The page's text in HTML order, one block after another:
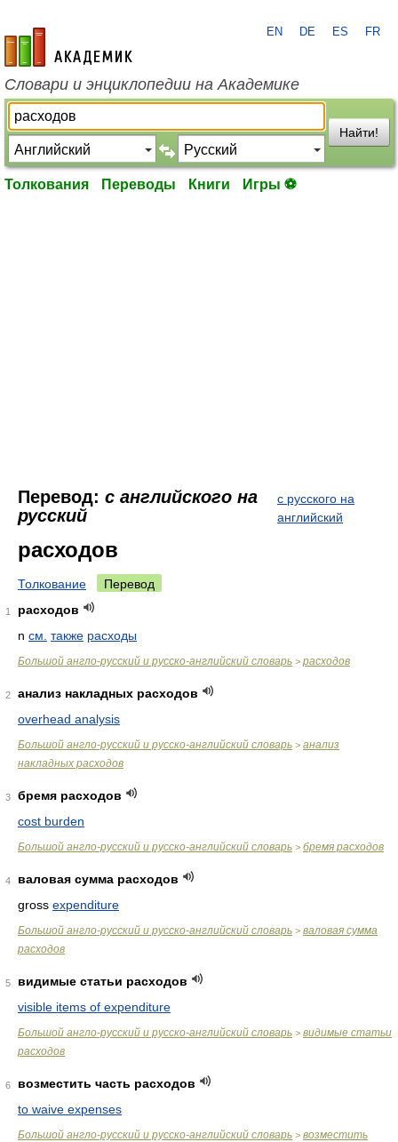
academic.ru
EN DE ES FR
Словари и энциклопедии на Академике
Найти!
Толкования Переводы Книги Игры ⚽
Перевод: с английского на
русский
с русского на
английский
расходов
Толкование Перевод
1
расходов
n см. также расходы
Большой англо-русский и русско-английский словарь > расходов
2
анализ накладных расходов
overhead analysis
Большой англо-русский и русско-английский словарь > анализ
накладных расходов
3
бремя расходов
cost burden
Большой англо-русский и русско-английский словарь > бремя расходов
4
валовая сумма расходов
gross expenditure
Большой англо-русский и русско-английский словарь > валовая сумма
расходов
5
видимые статьи расходов
visible items of expenditure
Большой англо-русский и русско-английский словарь > видимые статьи
расходов
6
возместить часть расходов
to waive expenses
Большой англо-русский и русско-английский словарь > возместить